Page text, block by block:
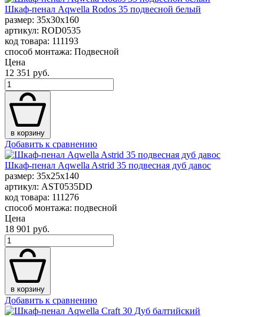
Шкаф-пенал Aqwella Rodos 35 подвесной белый
размер: 35x30x160
артикул: ROD0535
код товара: 111193
способ монтажа: Подвесной
Цена
12 351 руб.
в корзину
Добавить к сравнению
Шкаф-пенал Aqwella Astrid 35 подвесная дуб давос
размер: 35x25x140
артикул: AST0535DD
код товара: 111276
способ монтажа: подвесной
Цена
18 901 руб.
в корзину
Добавить к сравнению